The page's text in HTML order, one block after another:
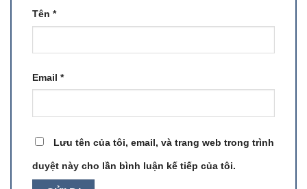
Tên *
Email *
Lưu tên của tôi, email, và trang web trong trình
duyệt này cho lần bình luận kế tiếp của tôi.